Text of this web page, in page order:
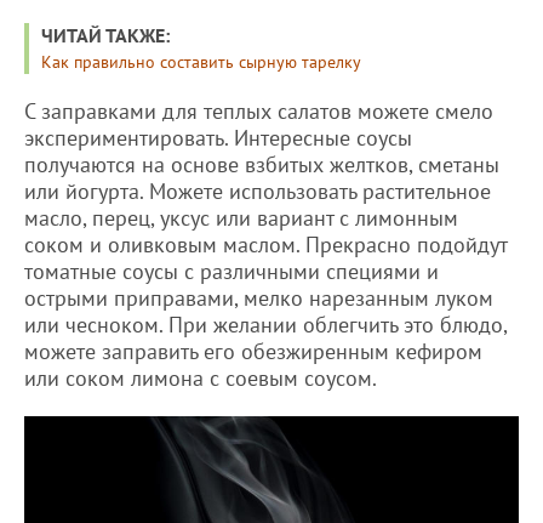
ЧИТАЙ ТАКЖЕ:
Как правильно составить сырную тарелку
С заправками для теплых салатов можете смело
экспериментировать. Интересные соусы
получаются на основе взбитых желтков, сметаны
или йогурта. Можете использовать растительное
масло, перец, уксус или вариант с лимонным
соком и оливковым маслом. Прекрасно подойдут
томатные соусы с различными специями и
острыми приправами, мелко нарезанным луком
или чесноком. При желании облегчить это блюдо,
можете заправить его обезжиренным кефиром
или соком лимона с соевым соусом.